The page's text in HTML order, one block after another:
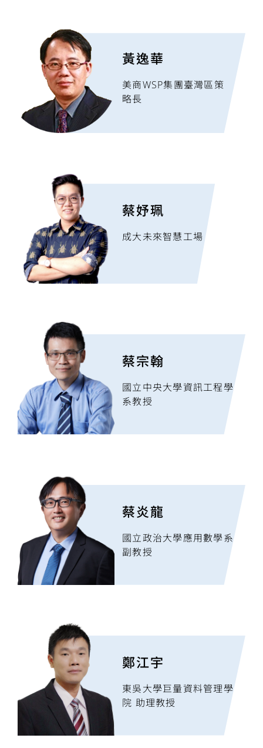
黃逸華
美商WSP集團臺灣區策
略長
蔡妤珮
成大未來智慧工場
蔡宗翰
國立中央大學資訊工程學
系教授
蔡炎龍
國立政治大學應用數學系
副教授
鄭江宇
東吳大學巨量資料管理學
院 助理教授